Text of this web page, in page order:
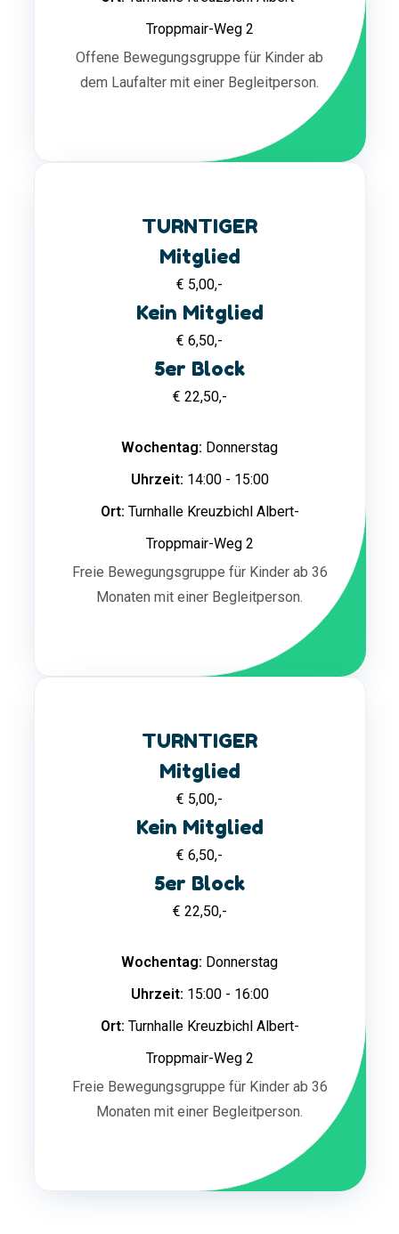
Troppmair-Weg 2
Offene Bewegungsgruppe für Kinder ab
dem Laufalter mit einer Begleitperson.
TURNTIGER
Mitglied
€ 5,00,-
Kein Mitglied
€ 6,50,-
5er Block
€ 22,50,-
Wochentag: Donnerstag
Uhrzeit: 14:00 - 15:00
Ort: Turnhalle Kreuzbichl Albert-
Troppmair-Weg 2
Freie Bewegungsgruppe für Kinder ab 36
Monaten mit einer Begleitperson.
TURNTIGER
Mitglied
€ 5,00,-
Kein Mitglied
€ 6,50,-
5er Block
€ 22,50,-
Wochentag: Donnerstag
Uhrzeit: 15:00 - 16:00
Ort: Turnhalle Kreuzbichl Albert-
Troppmair-Weg 2
Freie Bewegungsgruppe für Kinder ab 36
Monaten mit einer Begleitperson.